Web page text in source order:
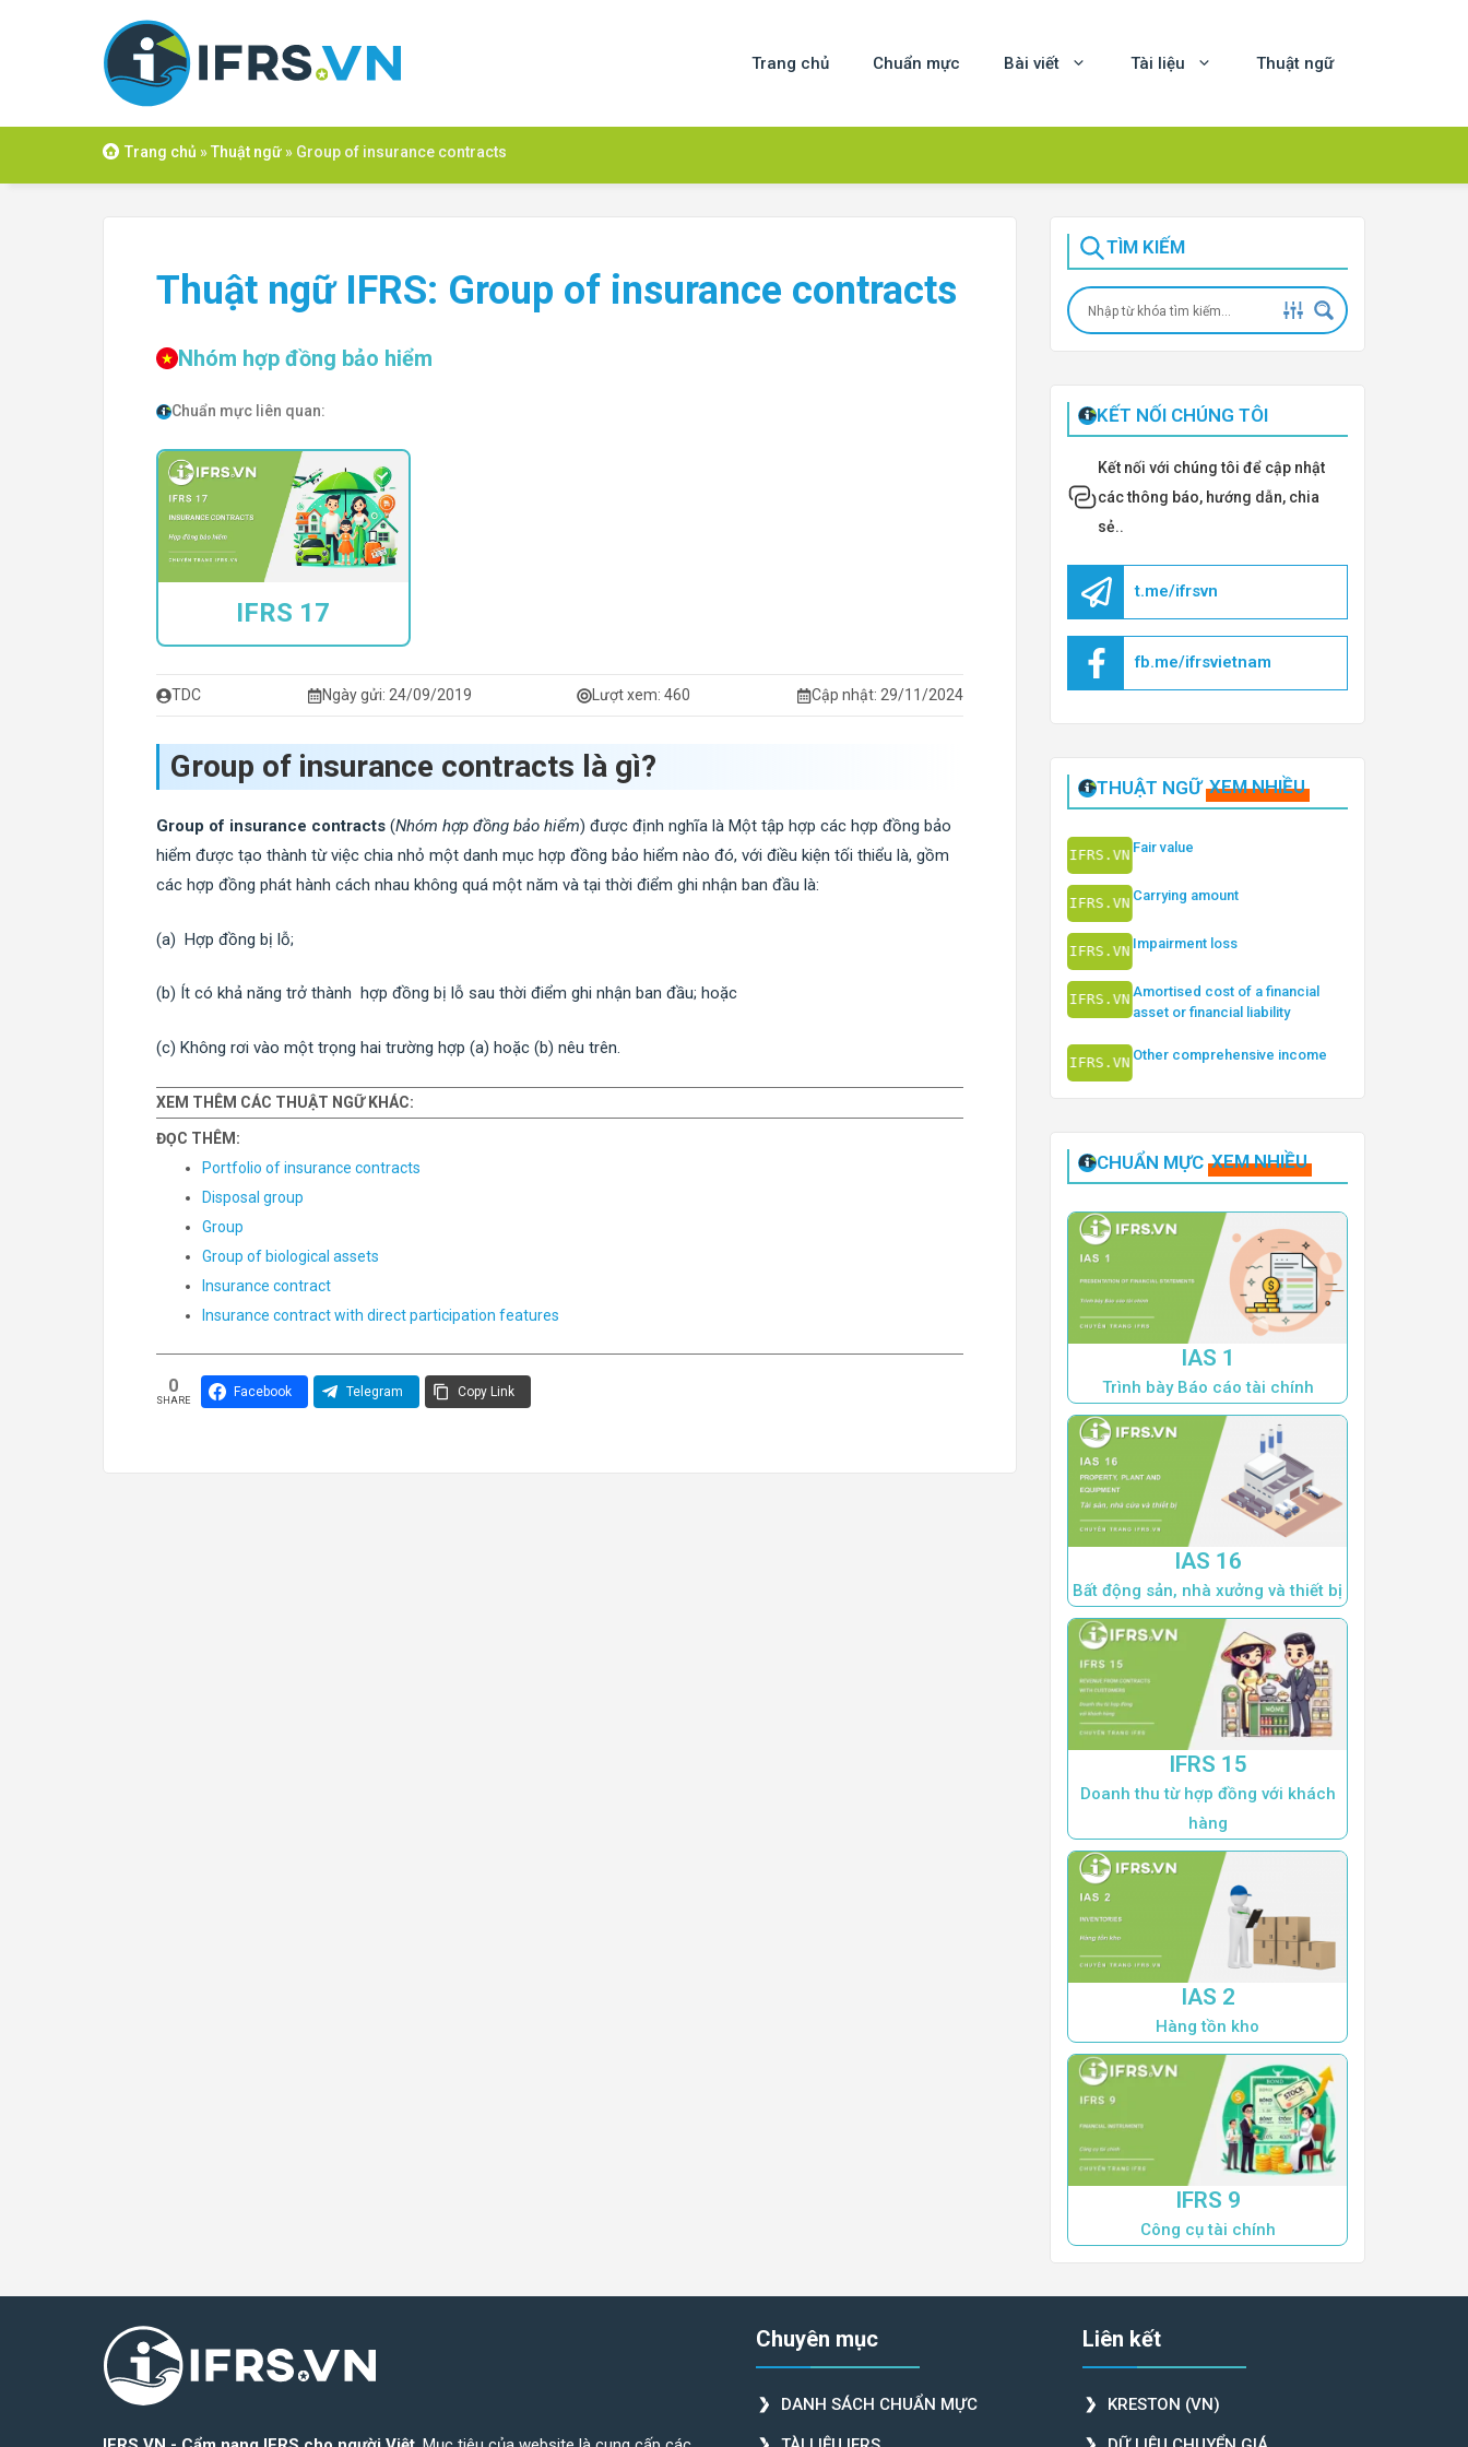
Trang chủ Chuẩn mực Bài viết Tài liệu Thuật ngữ
Trang chủ »Thuật ngữ» Group of insurance contracts
Thuật ngữ IFRS: Group of insurance contracts
Nhóm hợp đồng bảo hiểm
Chuẩn mực liên quan:
IFRS 17
TDC Ngày gửi: 24/09/2019 Lượt xem:460 Cập nhật: 29/11/2024
Group of insurance contracts là gì?
Group of insurance contracts (Nhóm hợp đồng bảo hiểm) được định nghĩa là Một tập hợp các hợp đồng bảo
hiểm được tạo thành từ việc chia nhỏ một danh mục hợp đồng bảo hiểm nào đó, với điều kiện tối thiểu là, gồm
các hợp đồng phát hành cách nhau không quá một năm và tại thời điểm ghi nhận ban đầu là:
(a) Hợp đồng bị lỗ;
(b) Ít có khả năng trở thành hợp đồng bị lỗ sau thời điểm ghi nhận ban đầu; hoặc
(c) Không rơi vào một trọng hai trường hợp (a) hoặc (b) nêu trên.
XEM THÊM CÁC THUẬT NGỮ KHÁC:
ĐỌC THÊM:
Portfolio of insurance contracts
Disposal group
Group
Group of biological assets
Insurance contract
Insurance contract with direct participation features
0
SHARE
Facebook Telegram Copy Link
TÌM KIẾM
KẾT NỐI CHÚNG TÔI
Kết nối với chúng tôi để cập nhật
các thông báo, hướng dẫn, chia
sẻ..
t.me/ifrsvn
fb.me/ifrsvietnam
THUẬT NGỮ XEM NHIỀU
Fair value
Carrying amount
Impairment loss
Amortised cost of a financial
asset or financial liability
Other comprehensive income
CHUẨN MỰC XEM NHIỀU
IAS 1
Trình bày Báo cáo tài chính
IAS 16
Bất động sản, nhà xưởng và thiết bị
IFRS 15
Doanh thu từ hợp đồng với khách
hàng
IAS 2
Hàng tồn kho
IFRS 9
Công cụ tài chính
Chuyên mục
DANH SÁCH CHUẨN MỰC
Liên kết
KRESTON (VN)